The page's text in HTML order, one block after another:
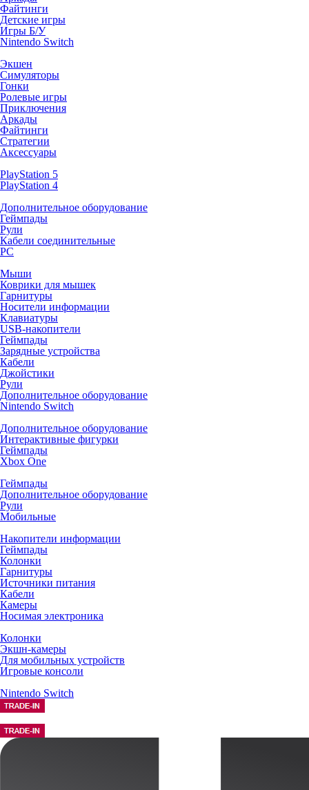
Файтинги
Детские игры
Игры Б/У
Nintendo Switch
Экшен
Симуляторы
Гонки
Ролевые игры
Приключения
Аркады
Файтинги
Стратегии
Аксессуары
PlayStation 5
PlayStation 4
Дополнительное оборудование
Геймпады
Рули
Кабели соединительные
PC
Мыши
Коврики для мышек
Гарнитуры
Носители информации
Клавиатуры
USB-накопители
Геймпады
Зарядные устройства
Кабели
Джойстики
Рули
Дополнительное оборудование
Nintendo Switch
Дополнительное оборудование
Интерактивные фигурки
Геймпады
Xbox One
Геймпады
Дополнительное оборудование
Рули
Мобильные
Накопители информации
Геймпады
Колонки
Гарнитуры
Источники питания
Кабели
Камеры
Носимая электроника
Колонки
Экшн-камеры
Для мобильных устройств
Игровые консоли
Nintendo Switch